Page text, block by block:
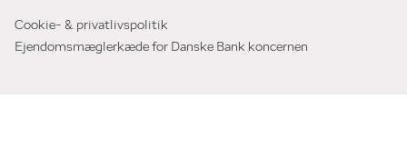
Cookie- & privatlivspolitik
Ejendomsmæglerkæde for Danske Bank koncernen